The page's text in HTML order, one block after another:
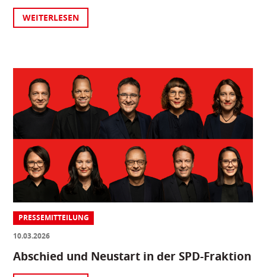
WEITERLESEN
PRESSEMITTEILUNG
10.03.2026
Abschied und Neustart in der SPD-Fraktion